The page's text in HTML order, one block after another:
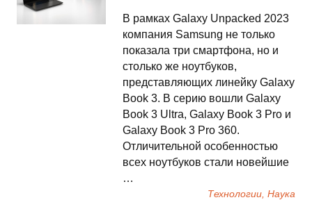
В рамках Galaxy Unpacked 2023
компания Samsung не только
показала три смартфона, но и
столько же ноутбуков,
представляющих линейку Galaxy
Book 3. В серию вошли Galaxy
Book 3 Ultra, Galaxy Book 3 Pro и
Galaxy Book 3 Pro 360.
Отличительной особенностью
всех ноутбуков стали новейшие
…
Технологии, Наука